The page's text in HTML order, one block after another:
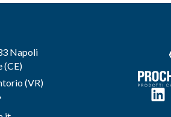
Napoli
(CE)
(VR)